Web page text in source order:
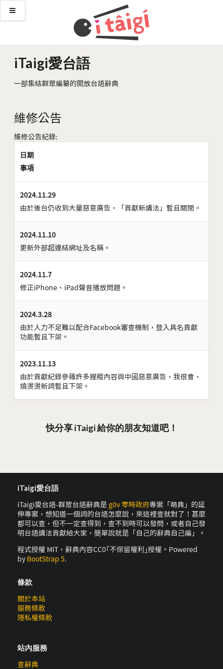
iTaigi愛台語
一部集結群眾編纂的開放台語辭典
維修公告
維修公告紀錄:
日期
事項
2024.11.29
由於後台仍收到大量惡意廣告，「貢獻新講法」暫且關閉。
2024.11.10
更新外部超連結網址及名稱。
2024.11.7
修正iPhone、iPad聲音播放問題。
2024.3.28
由於人力不足難以配合Facebook審查機制，登入具名貢獻
功能暫且下架。
2023.11.13
由於貢獻紀錄參雜許多腥羶內容與中國惡意廣告，我很會、
燒燙燙新詞暫且下架。
快分享 iTaigi 給你的朋友知道吧！
iTaigi愛台語
iTaigi愛台語-群眾台語辭典是 g0v 零時政府專案「萌典」的延
伸專案，想知道一個詞的台語怎麼說，來這裡查就對了！甚麼
都可以查，但不一定查得到，查不到時可以發問，或者自己發
明台語講法貢獻給大家，簡單說就是「自己的辭典自己編」。
程式授權 MIT，辭典內容CC0｢不保留權利｣授權。Powered
by BootStrap 5.
條款
關於本站
服務條款
隱私權條款
站內服務
查辭典